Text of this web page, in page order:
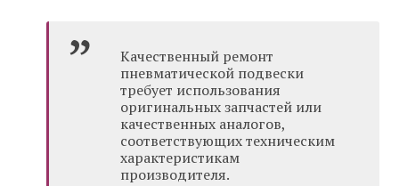
Качественный ремонт
пневматической подвески
требует использования
оригинальных запчастей или
качественных аналогов,
соответствующих техническим
характеристикам
производителя.